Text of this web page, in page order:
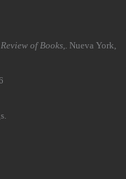
of Books ,. Nueva York,